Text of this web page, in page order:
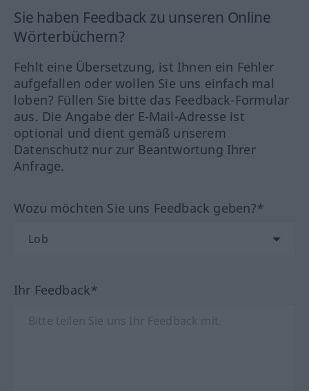
Sie haben Feedback zu unseren Online
Wörterbüchern?
Fehlt eine Übersetzung, ist Ihnen ein Fehler
aufgefallen oder wollen Sie uns einfach mal
loben? Füllen Sie bitte das Feedback-Formular
aus. Die Angabe der E-Mail-Adresse ist
optional und dient gemäß unserem
Datenschutz nur zur Beantwortung Ihrer
Anfrage.
Wozu möchten Sie uns Feedback geben?*
Ihr Feedback*